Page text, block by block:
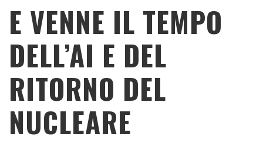
E VENNE IL TEMPO
DELL’AI E DEL
RITORNO DEL
NUCLEARE